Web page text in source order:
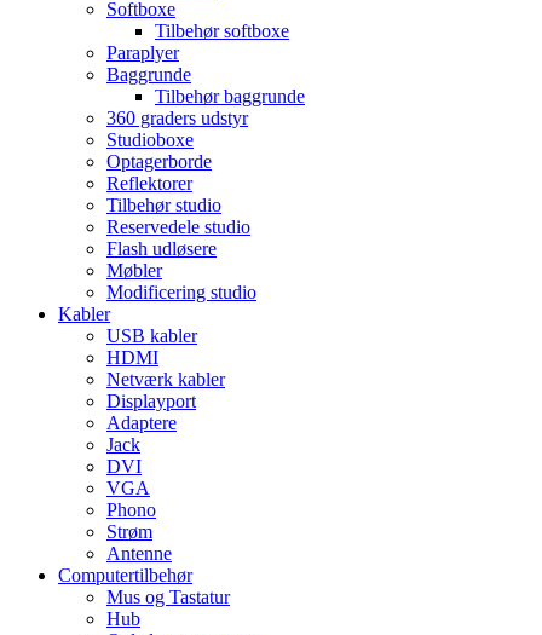
Softboxe
Tilbehør softboxe
Paraplyer
Baggrunde
Tilbehør baggrunde
360 graders udstyr
Studioboxe
Optagerborde
Reflektorer
Tilbehør studio
Reservedele studio
Flash udløsere
Møbler
Modificering studio
Kabler
USB kabler
HDMI
Netværk kabler
Displayport
Adaptere
Jack
DVI
VGA
Phono
Strøm
Antenne
Computertilbehør
Mus og Tastatur
Hub